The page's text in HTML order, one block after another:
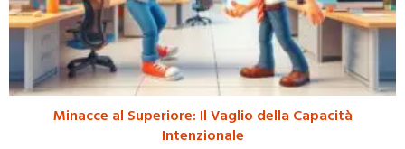
Minacce al Superiore: Il Vaglio della Capacità
Intenzionale